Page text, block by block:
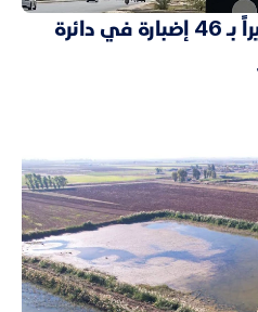
النزاهة تضبط تلاعباً وتزويراً بـ 46 إضبارة في دائرة